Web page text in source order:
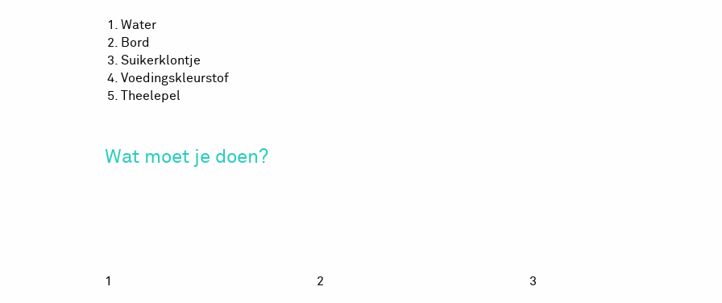
Water
Bord
Suikerklontje
Voedingskleurstof
Theelepel
Wat moet je doen?
1 2 3